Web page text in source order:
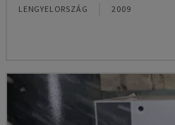
LENGYELORSZÁG 2009